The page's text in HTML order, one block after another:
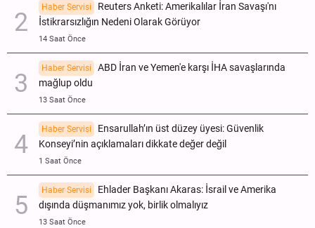
Haber Servisi
Reuters Anketi: Amerikalılar İran Savaşı'nı
İstikrarsızlığın Nedeni Olarak Görüyor
14 Saat Önce
Haber Servisi
ABD İran ve Yemen'e karşı İHA savaşlarında
mağlup oldu
13 Saat Önce
Haber Servisi
Ensarullah’ın üst düzey üyesi: Güvenlik
Konseyi’nin açıklamaları dikkate değer değil
1 Saat Önce
Haber Servisi
Ehlader Başkanı Akaras: İsrail ve Amerika
dışında düşmanımız yok, birlik olmalıyız
13 Saat Önce